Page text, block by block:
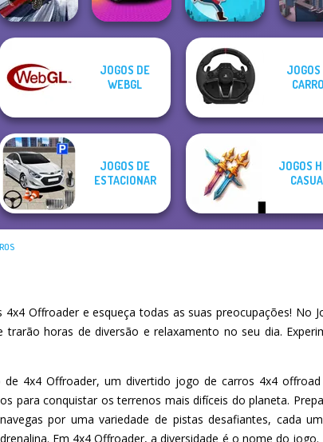
SUV Snow
Driving 3D
Grand Cyber City Cowboy Swing Backflip
JOGOS DE
WEBGL
JOGOS
JOGOS DE
ESTACIONAR
JOGOS
Offroader e esqueça todas as suas preocupações! No
trarão horas de diversão e relaxamento no seu dia.
de 4x4 Offroader, um divertido jogo de carros 4x4
para conquistar os terrenos mais difíceis do planeta.
por uma variedade de pistas desafiantes, cada
Em 4x4 Offroader, a diversidade é o nome do